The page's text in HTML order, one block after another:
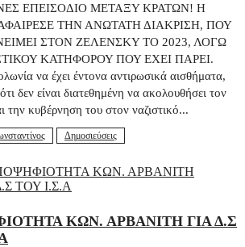
ΕΠΕΙΣΟΔΙΟ ΜΕΤΑΞΥ ΚΡΑΤΩΝ! Η
ΤΗΝ ΑΝΩΤΑΤΗ ΔΙΑΚΡΙΣΗ, ΠΟΥ
ΣΤΟΝ ΖΕΛΕΝΣΚΥ ΤΟ 2023, ΛΟΓΩ
ΚΑΤΗΦΟΡΟΥ ΠΟΥ ΕΧΕΙ ΠΑΡΕΙ.
να έχει έντονα αντιρωσικά αισθήματα,
δεν είναι διατεθημένη να ακολουθήσει τον
την κυβέρνηση του στον ναζιστικό...
Δημοσιεύσεις
ΚΩΝ. ΑΡΒΑΝΙΤΗ ΓΙΑ Δ.Σ